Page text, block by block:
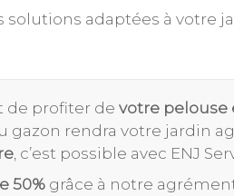
adaptées à votre
de profiter devotre
gazon rendra votre jardin
, c’est possible avec ENJ
50% grâce à notre